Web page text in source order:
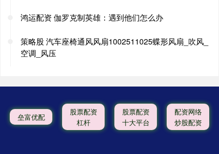
鸿运配资 伽罗克制英雄：遇到他们怎么办
策略股 汽车座椅通风风扇1002511025蝶形风扇_吹风_
空调_风压
垒富优配
股票配资
杠杆
股票配资
十大平台
配资网络
炒股配资